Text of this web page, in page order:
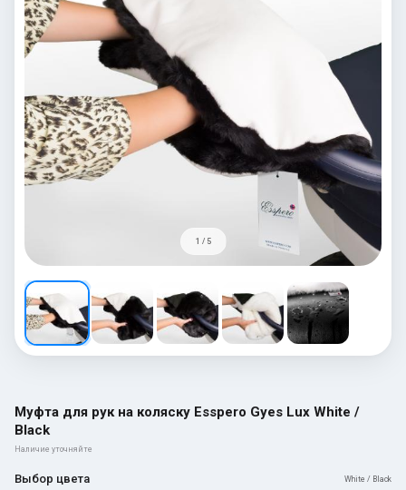
1 / 5
Муфта для рук на коляску Esspero Gуеs Lux White /
Black
Наличие уточняйте
Выбор цвета White / Black